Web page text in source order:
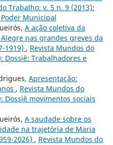
Trabalho: v. 5 n. 9 (2013):
Municipal
A ação coletiva da
nas grandes greves da
1919) , Revista Mundos do
Dossiê: Trabalhadores e
Apresentação:
, Revista Mundos do
Dossiê movimentos sociais
A saudade sobre os
na trajetória de Maria
2026) , Revista Mundos do